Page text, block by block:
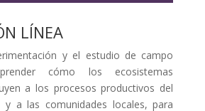
LÍNEA
y el estudio de campo
cómo los ecosistemas
a los procesos productivos del
y a las comunidades locales, para